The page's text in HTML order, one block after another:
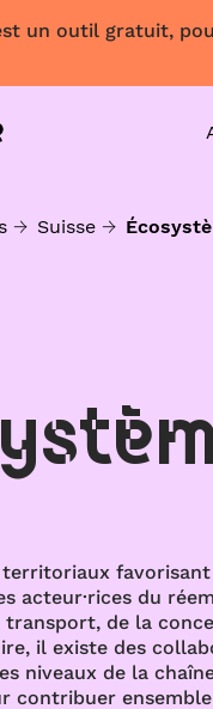
un outil gratuit,
Suisse
territoriaux favorisant
acteur·rices du
de la
il existe des
niveaux de la
contribuer